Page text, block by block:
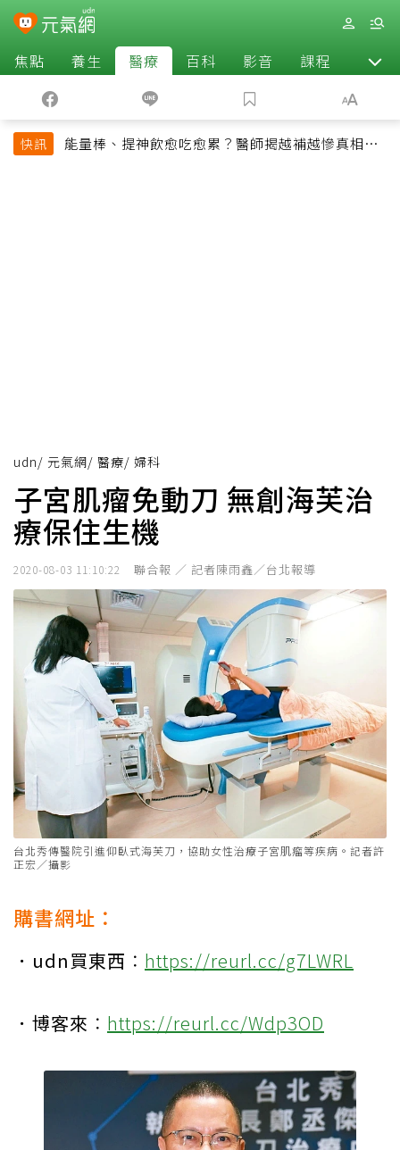
焦點 養生 醫療 百科 影音 課程 退休
快訊
能量棒、提神飲愈吃愈累？醫師揭越補越慘真相：
udn/ 元氣網/ 醫療/ 婦科
子宮肌瘤免動刀 無創海芙治
療保住生機
2020-08-03 11:10:22 聯合報 ／ 記者陳雨鑫／台北報導
台北秀傳醫院引進仰臥式海芙刀，協助女性治療子宮肌瘤等疾病。記者許
正宏／攝影
購書網址：
．udn買東西 ： https://reurl.cc/g7LWRL
．博客來 ： https://reurl.cc/Wdp3OD